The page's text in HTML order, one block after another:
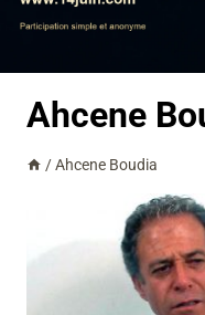
Ahcene
/ Ahcene Boudia